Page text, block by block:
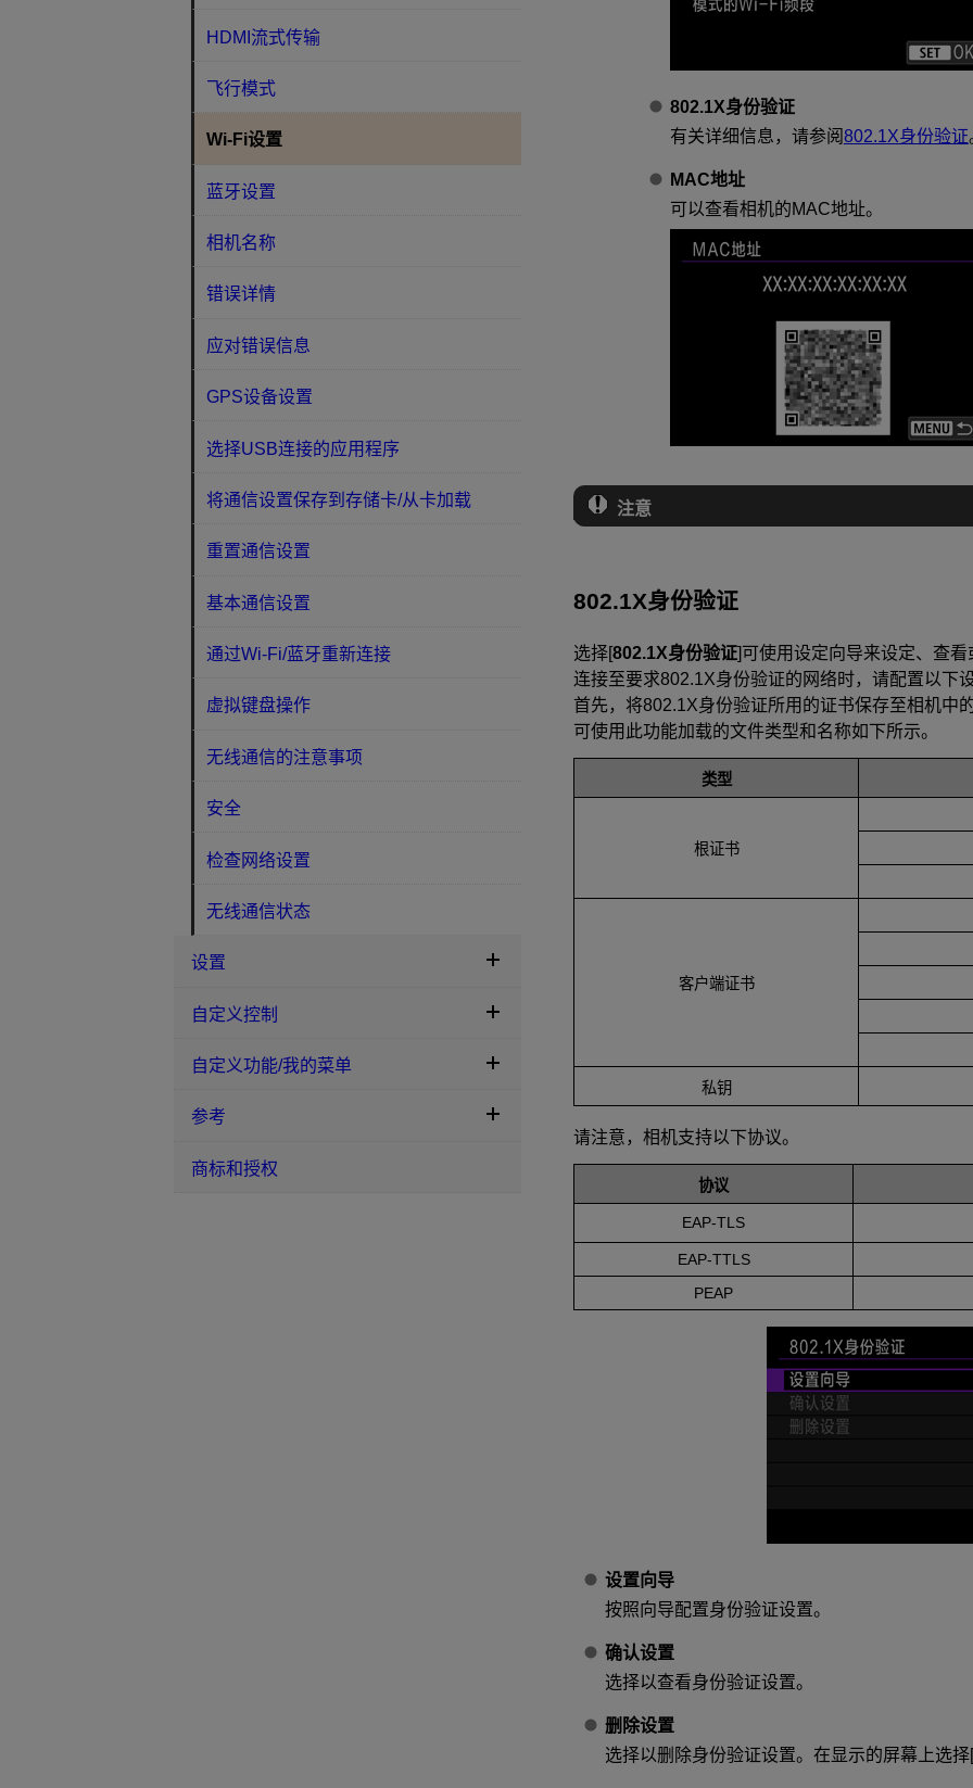
802.1X身份验证
有关详细信息，请参阅802.1X身份验证
MAC地址
可以查看相机的MAC地址。
注意
802.1X身份验证
选择[802.1X身份验证]可使用设定向导来设定、查
连接至要求802.1X身份验证的网络时，请配置以下
首先，将802.1X身份验证所用的证书保存至相机中
可使用此功能加载的文件类型和名称如下所示。
类型
根证书
客户端证书
私钥
请注意，相机支持以下协议。
协议
EAP-TLS
EAP-TTLS
PEAP
设置向导
按照向导配置身份验证设置。
确认设置
选择以查看身份验证设置。
删除设置
选择以删除身份验证设置。在显示的屏幕上选择[
HDMI流式传输
飞行模式
Wi-Fi设置
蓝牙设置
相机名称
错误详情
应对错误信息
GPS设备设置
选择USB连接的应用程序
将通信设置保存到存储卡/从卡加载
重置通信设置
基本通信设置
通过Wi-Fi/蓝牙重新连接
虚拟键盘操作
无线通信的注意事项
安全
检查网络设置
无线通信状态
设置
自定义控制
自定义功能/我的菜单
参考
商标和授权